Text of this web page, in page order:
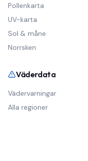
Pollenkarta
UV-karta
Sol & måne
Norrsken
Väderdata
Vädervarningar
Alla regioner